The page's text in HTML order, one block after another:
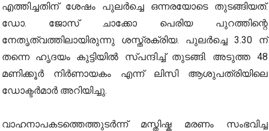
എത്തിച്ചതിന് ശേഷം പുലർച്ചെ ഒന്നരയോടെ തുടങ്ങിയത്.
ഡോ. ജോസ് ചാക്കോ പെരിയ പുറത്തിന്റെ
നേതൃത്വത്തിലായിരുന്നു ശസ്ത്രക്രിയ. പുലർച്ചെ 3.30 ന്
തന്നെ ഹൃദയം കുട്ടിയിൽ സ്പന്ദിച്ച് തുടങ്ങി. അടുത്ത 48
മണിക്കൂർ നിർണായകം എന്ന് ലിസി ആശുപത്രിയിലെ
ഡോക്ടർമാർ അറിയിച്ചു.
വാഹനാപകടത്തെത്തുടർന്ന് മസ്തിഷ്ക മരണം സംഭവിച്ച